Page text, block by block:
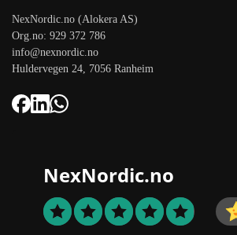
NexNordic.no (Alokera AS)
Org.no: 929 372 786
info@nexnordic.no
Huldervegen 24, 7056 Ranheim
NexNordic.no